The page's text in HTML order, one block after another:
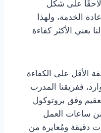
لاحقًا على شكل
الخدمة، ولهذا
يعني الأكثر كفاءة
الأقل على الكفاءة
ففريقنا المدرب
وفق بروتوكول
ساعات العمل
دقيقة ومُعايرة من